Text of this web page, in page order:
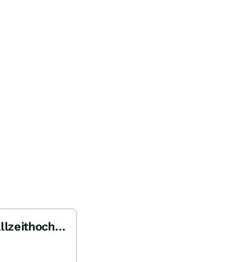
Gold und Silber vor neuen Allzeithochs...